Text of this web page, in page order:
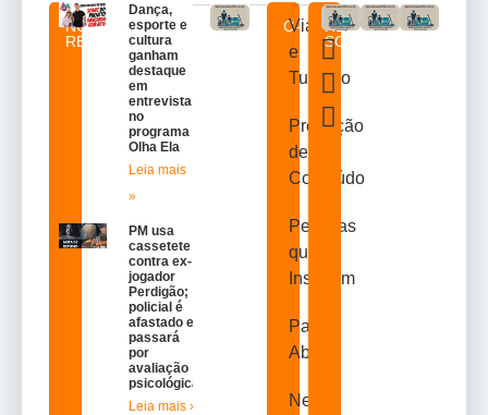
NOTICIAS
RELACIONADAS
Dança,
esporte e
cultura
ganham
destaque
em
entrevista
no
programa
Olha Ela
Leia mais
»
PM usa
cassetete
contra ex-
jogador
Perdigão;
policial é
afastado e
passará
por
avaliação
psicológica
Leia mais »
CATEGORIAS
Viagens
e
Turismo
Produção
de
Conteúdo
Pessoas
que
Inspiram
Papo
Aberto
News
REDES
SOCIAIS